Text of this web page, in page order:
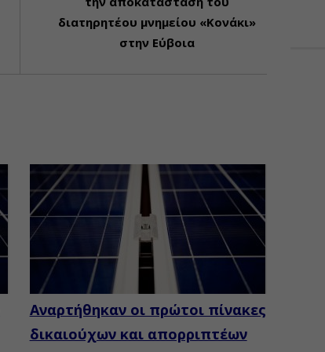
διατηρητέου μνημείου «Κονάκι»
στην Εύβοια
Αναρτήθηκαν οι πρώτοι πίνακες
δικαιούχων και απορριπτέων